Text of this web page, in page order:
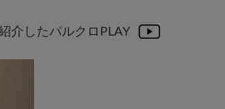
介したパルクロPLAY